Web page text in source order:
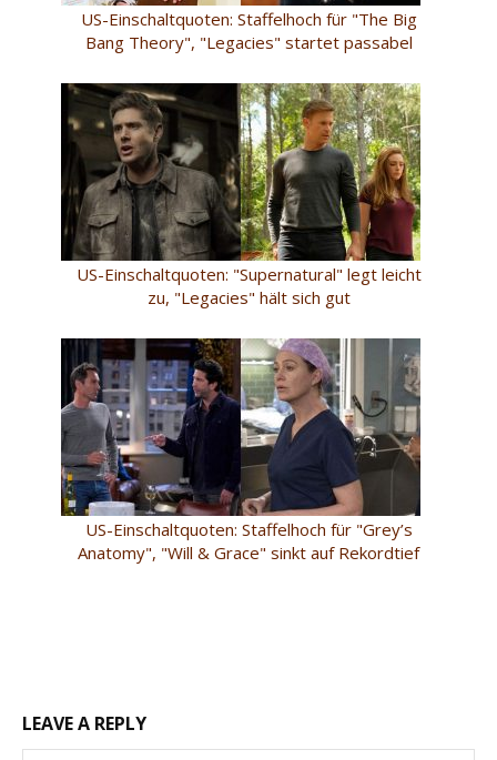
US-Einschaltquoten: Staffelhoch für "The Big
Bang Theory", "Legacies" startet passabel
US-Einschaltquoten: "Supernatural" legt leicht
zu, "Legacies" hält sich gut
US-Einschaltquoten: Staffelhoch für "Grey’s
Anatomy", "Will & Grace" sinkt auf Rekordtief
LEAVE A REPLY